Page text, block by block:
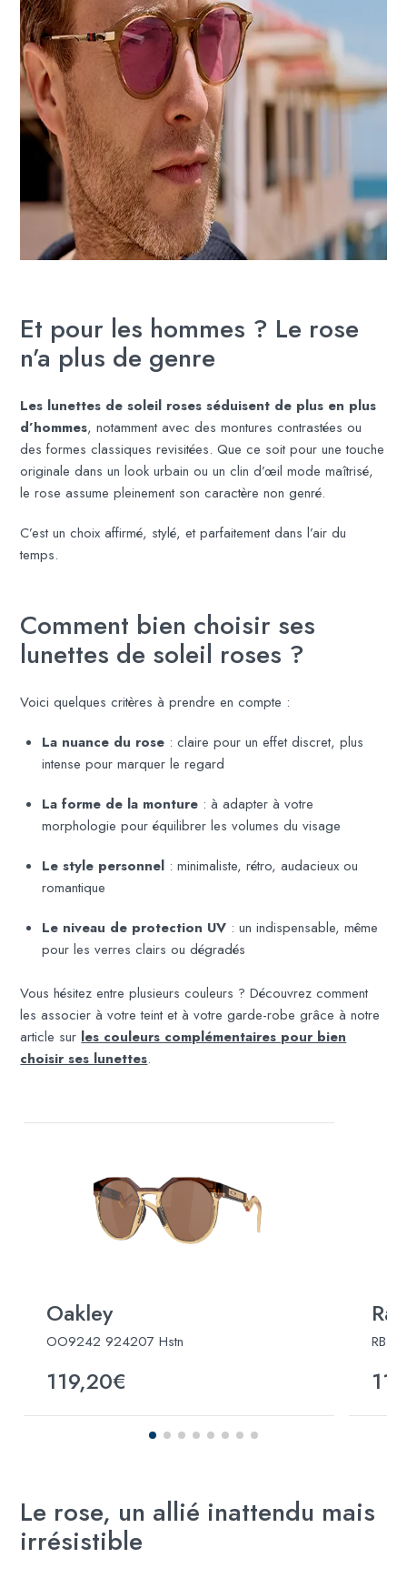
Et pour les hommes ? Le rose
n’a plus de genre
Les lunettes de soleil roses séduisent de plus en plus
d’hommes, notamment avec des montures contrastées ou
des formes classiques revisitées. Que ce soit pour une touche
originale dans un look urbain ou un clin d’œil mode maîtrisé,
le rose assume pleinement son caractère non genré.
C’est un choix affirmé, stylé, et parfaitement dans l’air du
temps.
Comment bien choisir ses
lunettes de soleil roses ?
Voici quelques critères à prendre en compte :
La nuance du rose : claire pour un effet discret, plus
intense pour marquer le regard
La forme de la monture : à adapter à votre
morphologie pour équilibrer les volumes du visage
Le style personnel : minimaliste, rétro, audacieux ou
romantique
Le niveau de protection UV : un indispensable, même
pour les verres clairs ou dégradés
Vous hésitez entre plusieurs couleurs ? Découvrez comment
les associer à votre teint et à votre garde-robe grâce à notre
article sur les couleurs complémentaires pour bien
choisir ses lunettes.
Oakley
OO9242 924207 Hstn
119,20€
Le rose, un allié inattendu mais
irrésistible